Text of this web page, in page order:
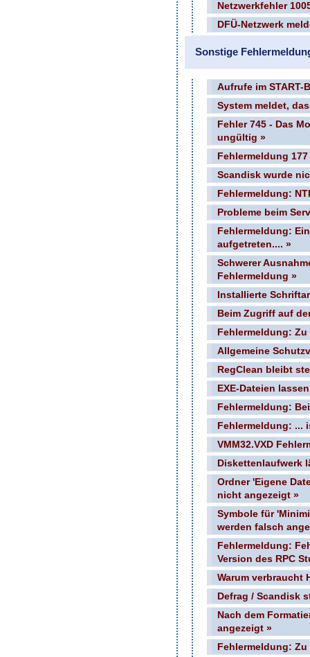
Netzwerkfehler
DFÜ-Netzwerk
Sonstige
Aufrufe im
System meldet,
Fehler 745 - Das
ungültig »
Fehlermeldung
Scandisk wurde
Fehlermeldung:
Probleme beim
Fehlermeldung:
aufgetreten.... »
Schwerer
Fehlermeldung »
Installierte
Beim Zugriff auf
Fehlermeldung:
Allgemeine
RegClean bleibt
EXE-Dateien
Fehlermeldung:
Fehlermeldung: ...
VMM32.VXD
Diskettenlaufwerk
Ordner 'Eigene
nicht angezeigt »
Symbole für
werden falsch
Fehlermeldung:
Version des RPC
Warum verbraucht
Defrag / Scandisk
Nach dem
angezeigt »
Fehlermeldung: